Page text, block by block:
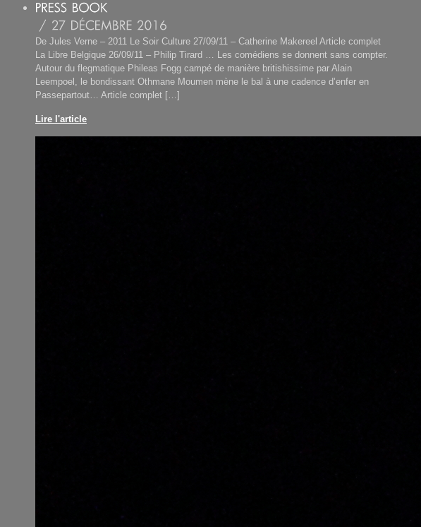
De Jules Verne – 2011 Le Soir Culture 27/09/11 – Catherine Makereel Article complet
La Libre Belgique 26/09/11 – Philip Tirard … Les comédiens se donnent sans compter.
Autour du flegmatique Phileas Fogg campé de manière britishissime par Alain
Leempoel, le bondissant Othmane Moumen mène le bal à une cadence d’enfer en
Passepartout… Article complet […]
Lire l'article